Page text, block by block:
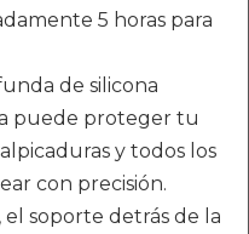
5 horas para
de silicona
puede proteger tu
y todos los
con precisión.
soporte detrás de la